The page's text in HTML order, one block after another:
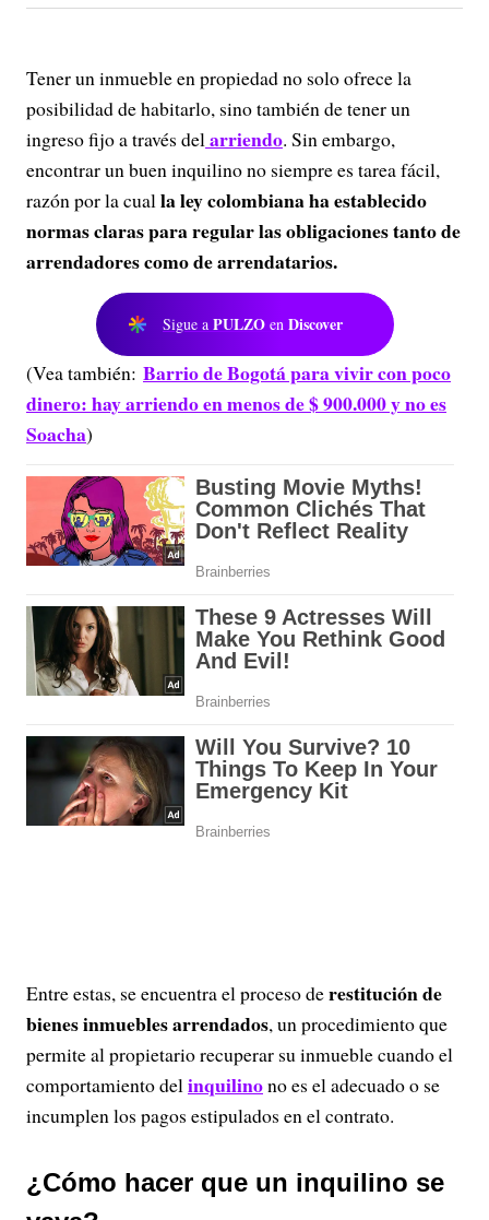
Tener un inmueble en propiedad no solo ofrece la
posibilidad de habitarlo, sino también de tener un
ingreso fijo a través delarriendo. Sin embargo,
encontrar un buen inquilino no siempre es tarea fácil,
razón por la cualla ley colombiana ha establecido
normas claras para regular las obligaciones tanto de
arrendadores como de arrendatarios.
Sigue a PULZO en Discover
(Vea también: Barrio de Bogotá para vivir con poco
dinero: hay arriendo en menos de $ 900.000 y no es
Soacha)
Entre estas, se encuentra el proceso derestitución de
bienes inmuebles arrendados, un procedimiento que
permite al propietario recuperar su inmueble cuando el
comportamiento delinquilinono es el adecuado o se
incumplen los pagos estipulados en el contrato.
¿Cómo hacer que un inquilino se